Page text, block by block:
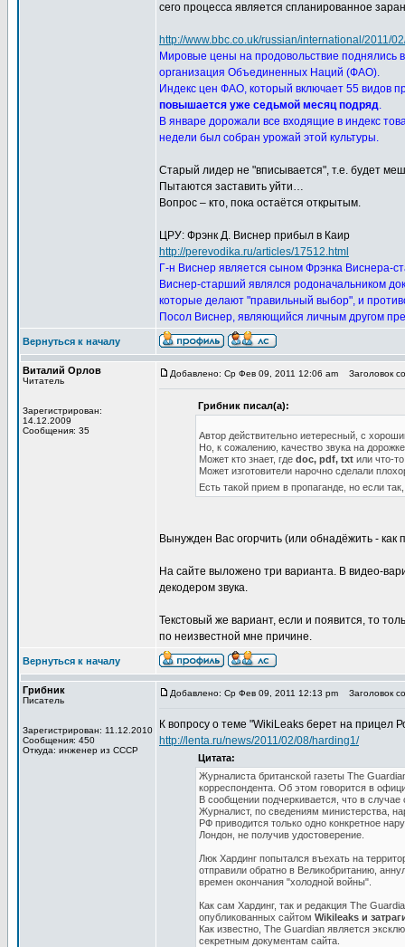
сего процесса является спланированное
http://www.bbc.co.uk/russian/international/2011/
Мировые цены на продовольствие поднялись
организация Объединенных Наций (ФАО).
Индекс цен ФАО, который включает 55 видов
повышается уже седьмой месяц подряд.
В январе дорожали все входящие в индекс
недели был собран урожай этой культуры.
Старый лидер не "вписывается", т.е. будет
Пытаются заставить уйти…
Вопрос – кто, пока остаётся открытым.
ЦРУ: Фрэнк Д. Виснер прибыл в Каир
http://perevodika.ru/articles/17512.html
Г-н Виснер является сыном Фрэнка Виснера-
Виснер-старший являлся родоначальником
которые делают "правильный выбор", и
Посол Виснер, являющийся личным другом
Вернуться к началу
Виталий Орлов
Читатель
Зарегистрирован:
14.12.2009
Сообщения: 35
Добавлено: Ср Фев 09, 2011 12:06 am Заголовок
Грибник писал(а):
Автор действительно иетересный, с
Но, к сожалению, качество звука на
Может кто знает, где doc, pdf, txt или что-
Может изготовители нарочно сделали
Есть такой прием в пропаганде, но если
Вынужден Вас огорчить (или обнадёжить - как
На сайте выложено три варианта. В видео-
декодером звука.
Текстовый же вариант, если и появится, то
по неизвестной мне причине.
Вернуться к началу
Грибник
Писатель
Зарегистрирован: 11.12.2010
Сообщения: 450
Откуда: инженер из СССР
Добавлено: Ср Фев 09, 2011 12:13 pm Заголовок
К вопросу о теме "WikiLeaks берет на прицел
http://lenta.ru/news/2011/02/08/harding1/
Цитата:
Журналиста британской газеты The
корреспондента. Об этом говорится в
В сообщении подчеркивается, что в
Журналист, по сведениям министерства,
РФ приводится только одно конкретное
Лондон, не получив удостоверение.
Люк Хардинг попытался въехать на
отправили обратно в Великобританию,
времен окончания "холодной войны".
Как сам Хардинг, так и редакция The
опубликованных сайтом Wikileaks и
Как известно, The Guardian является
секретным документам сайта.